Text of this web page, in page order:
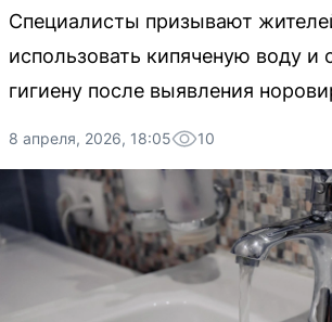
Специалисты призывают
использовать кипяченую воду и
гигиену после выявления
8 апреля, 2026, 18:05 10